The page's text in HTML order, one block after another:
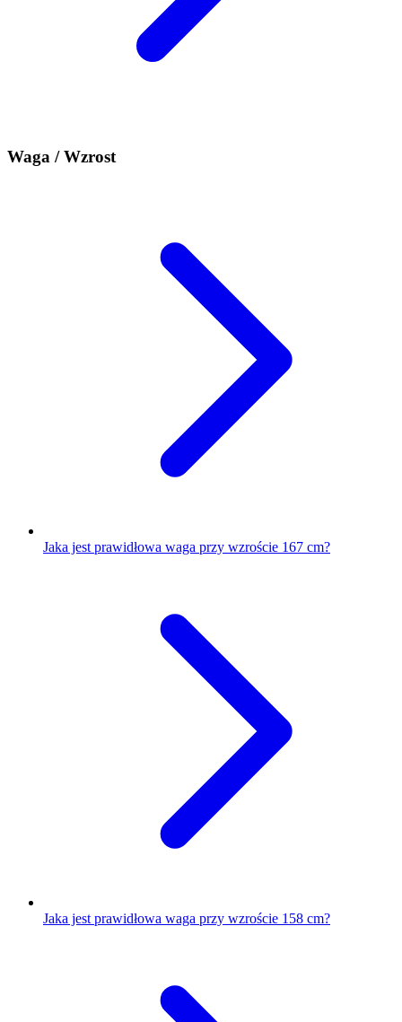
Waga / Wzrost
Jaka jest prawidłowa waga przy wzroście 167 cm?
Jaka jest prawidłowa waga przy wzroście 158 cm?